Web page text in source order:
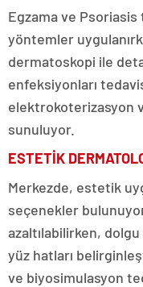
Egzama ve
yöntemler
dermatoskopi ile
enfeksiyonları
elektrokoterizasyon
sunuluyor.
ESTETİK
Merkezde, estetik
seçenekler
azaltılabilirken,
yüz hatları
ve biyosimulasyon